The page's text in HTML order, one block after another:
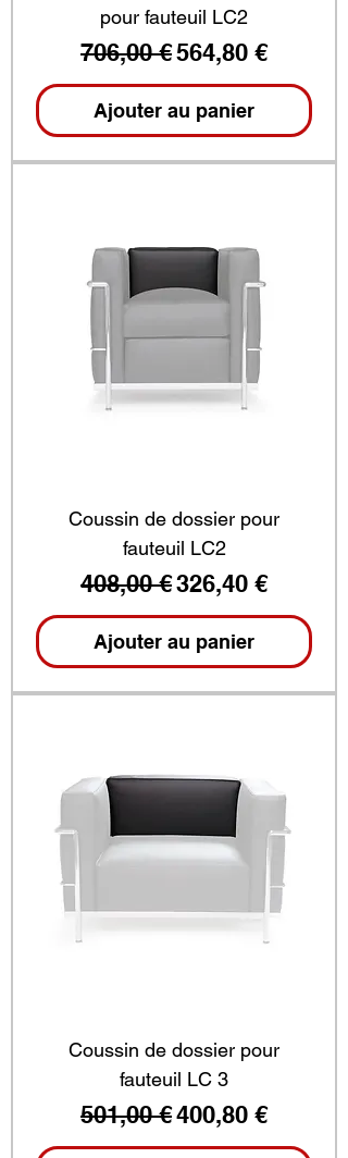
pour fauteuil LC2
Prix original
706,00 €Prix
564,80 €
Ajouter au panier
Coussin de dossier pour
fauteuil LC2
Prix original
408,00 €Prix
326,40 €
Ajouter au panier
Coussin de dossier pour
fauteuil LC 3
Prix original
501,00 €Prix
400,80 €